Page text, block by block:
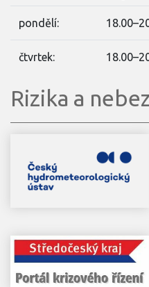
pondělí:
čtvrtek:
Rizika a